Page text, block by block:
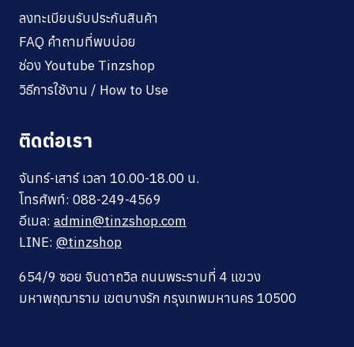
ลงทะเบียนรับประกันสินค้า
FAQ คำถามที่พบบ่อย
ช่อง Youtube Tinzshop
วิธีการใช้งาน / How to Use
ติดต่อเรา
จันทร์-เสาร์ เวลา 10.00-18.00 น.
โทรศัพท์: 088-249-4569
อีเมล: admin@tinzshop.com
LINE: @tinzshop
654/9 ซอย จินดาถวิล ถนนพระรามที่ 4 แขวง
มหาพฤฒาราม เขตบางรัก กรุงเทพมหานคร 10500